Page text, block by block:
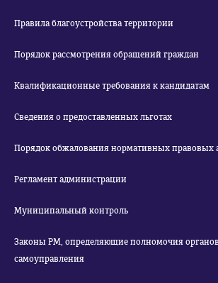
Правила благоустройства территории
Порядок рассмотрения обращений граждан
Квалификационные требования к кандидатам
Сведения о предоставленных льготах
Порядок обжалования нормативных правовых
Регламент администрации
Муниципальный контроль
Законы РМ, определяющие полномочия
самоуправления